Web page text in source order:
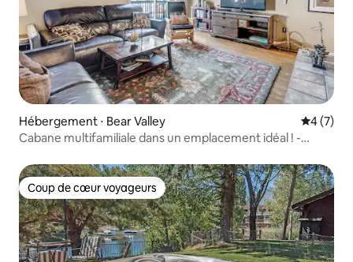
Hébergement ⋅ Bear Valley
4 (7)
Cabane multifamiliale dans un emplacement idéal ! -
Coup de cœur voyageurs
Coup de cœur voyageurs